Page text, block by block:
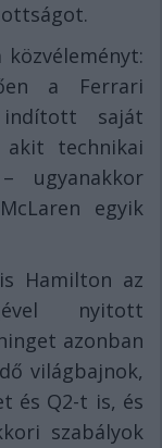
a Ferrari
saját
akit technikai
ugyanakkor
egyik
Hamilton az
nyitott
azonban
világbajnok,
és Q2-t is, és
szabályok